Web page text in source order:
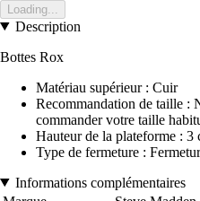
Loading...
Description
Bottes Rox
Matériau supérieur : Cuir
Recommandation de taille :
commander votre taille
Hauteur de la plateforme : 3
Type de fermeture :
Informations complémentaires